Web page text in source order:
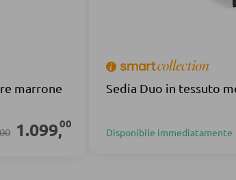
marrone
1.099,00
Sedia Duo in tessuto
Disponibile immediatamente